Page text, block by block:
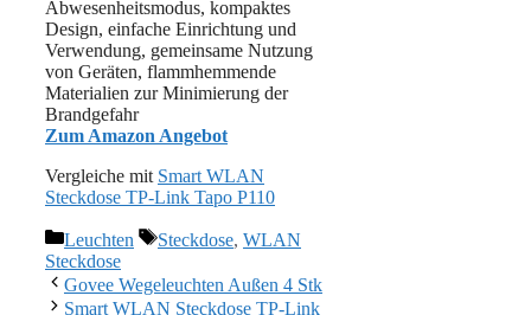
Abwesenheitsmodus, kompaktes
Design, einfache Einrichtung und
Verwendung, gemeinsame Nutzung
von Geräten, flammhemmende
Materialien zur Minimierung der
Brandgefahr
Zum Amazon Angebot
Vergleiche mit Smart WLAN
Steckdose TP-Link Tapo P110
Kategorien
Leuchten Schlagwörter
Steckdose, WLAN
Steckdose
Govee Wegeleuchten Außen 4 Stk
Smart WLAN Steckdose TP-Link